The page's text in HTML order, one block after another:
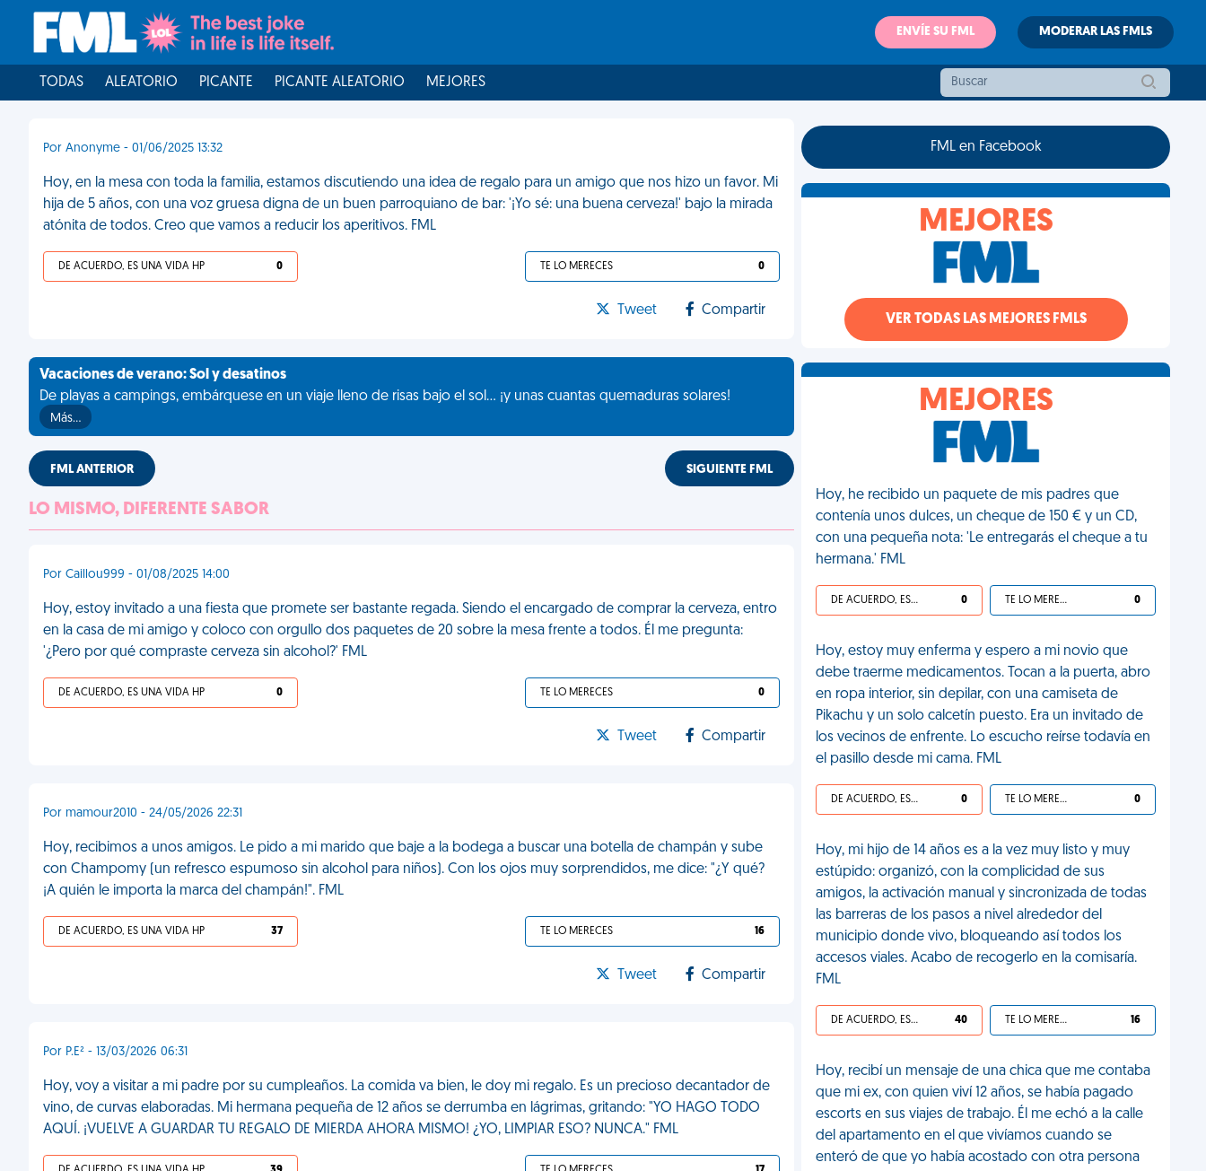
ENVÍE SU FML MODERAR LAS FMLS
TODAS ALEATORIO PICANTE PICANTE ALEATORIO MEJORES
Por Anonyme - 01/06/2025 13:32
Hoy, en la mesa con toda la familia, estamos discutiendo una idea de regalo para un amigo que nos hizo un favor. Mi
hija de 5 años, con una voz gruesa digna de un buen parroquiano de bar: '¡Yo sé: una buena cerveza!' bajo la mirada
atónita de todos. Creo que vamos a reducir los aperitivos. FML
DE ACUERDO, ES UNA VIDA HP 0 TE LO MERECES 0
Tweet Compartir
Vacaciones de verano: Sol y desatinos
De playas a campings, embárquese en un viaje lleno de risas bajo el sol... ¡y unas cuantas quemaduras solares!
Más…
FML ANTERIOR SIGUIENTE FML
LO MISMO, DIFERENTE SABOR
Por Caillou999 - 01/08/2025 14:00
Hoy, estoy invitado a una fiesta que promete ser bastante regada. Siendo el encargado de comprar la cerveza, entro
en la casa de mi amigo y coloco con orgullo dos paquetes de 20 sobre la mesa frente a todos. Él me pregunta:
'¿Pero por qué compraste cerveza sin alcohol?' FML
DE ACUERDO, ES UNA VIDA HP 0 TE LO MERECES 0
Tweet Compartir
Por mamour2010 - 24/05/2026 22:31
Hoy, recibimos a unos amigos. Le pido a mi marido que baje a la bodega a buscar una botella de champán y sube
con Champomy (un refresco espumoso sin alcohol para niños). Con los ojos muy sorprendidos, me dice: "¿Y qué?
¡A quién le importa la marca del champán!". FML
DE ACUERDO, ES UNA VIDA HP 37 TE LO MERECES 16
Tweet Compartir
Por P.E² - 13/03/2026 06:31
Hoy, voy a visitar a mi padre por su cumpleaños. La comida va bien, le doy mi regalo. Es un precioso decantador de
vino, de curvas elaboradas. Mi hermana pequeña de 12 años se derrumba en lágrimas, gritando: "YO HAGO TODO
AQUÍ. ¡VUELVE A GUARDAR TU REGALO DE MIERDA AHORA MISMO! ¿YO, LIMPIAR ESO? NUNCA." FML
FML en Facebook
MEJORES
VER TODAS LAS MEJORES FMLS
MEJORES
Hoy, he recibido un paquete de mis padres que
contenía unos dulces, un cheque de 150 € y un CD,
con una pequeña nota: 'Le entregarás el cheque a tu
hermana.' FML
DE ACUERDO, ES UNA VIDA HP 0 TE LO MERECES 0
Hoy, estoy muy enferma y espero a mi novio que
debe traerme medicamentos. Tocan a la puerta, abro
en ropa interior, sin depilar, con una camiseta de
Pikachu y un solo calcetín puesto. Era un invitado de
los vecinos de enfrente. Lo escucho reírse todavía en
el pasillo desde mi cama. FML
DE ACUERDO, ES UNA VIDA HP 0 TE LO MERECES 0
Hoy, mi hijo de 14 años es a la vez muy listo y muy
estúpido: organizó, con la complicidad de sus
amigos, la activación manual y sincronizada de todas
las barreras de los pasos a nivel alrededor del
municipio donde vivo, bloqueando así todos los
accesos viales. Acabo de recogerlo en la comisaría.
FML
DE ACUERDO, ES UNA VIDA HP 40 TE LO MERECES 16
Hoy, recibí un mensaje de una chica que me contaba
que mi ex, con quien viví 12 años, se había pagado
escorts en sus viajes de trabajo. Él me echó a la calle
del apartamento en el que vivíamos cuando se
enteró de que yo había acostado con otra persona